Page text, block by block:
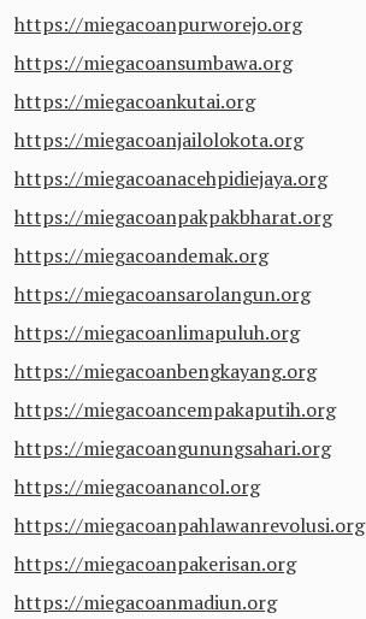
https://miegacoanpurworejo.org
https://miegacoansumbawa.org
https://miegacoankutai.org
https://miegacoanjailolokota.org
https://miegacoanacehpidiejaya.org
https://miegacoanpakpakbharat.org
https://miegacoandemak.org
https://miegacoansarolangun.org
https://miegacoanlimapuluh.org
https://miegacoanbengkayang.org
https://miegacoancempakaputih.org
https://miegacoangunungsahari.org
https://miegacoanancol.org
https://miegacoanpahlawanrevolusi.org
https://miegacoanpakerisan.org
https://miegacoanmadiun.org